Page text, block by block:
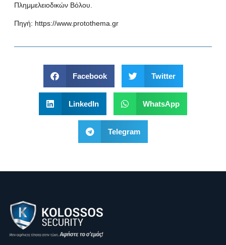
Πλημμελειοδικών Βόλου.
Πηγή: https://www.protothema.gr
Facebook Twitter
LinkedIn WhatsApp
Telegram